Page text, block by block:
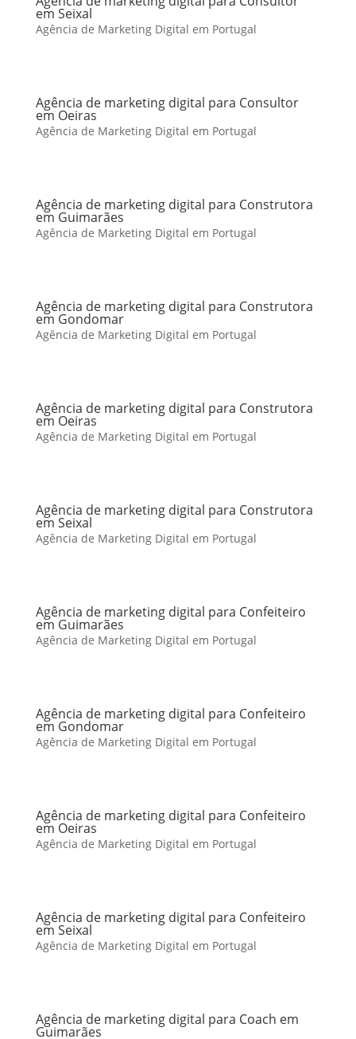
em Seixal
Agência de Marketing Digital em Portugal
Agência de marketing digital para Consultor
em Oeiras
Agência de Marketing Digital em Portugal
Agência de marketing digital para Construtora
em Guimarães
Agência de Marketing Digital em Portugal
Agência de marketing digital para Construtora
em Gondomar
Agência de Marketing Digital em Portugal
Agência de marketing digital para Construtora
em Oeiras
Agência de Marketing Digital em Portugal
Agência de marketing digital para Construtora
em Seixal
Agência de Marketing Digital em Portugal
Agência de marketing digital para Confeiteiro
em Guimarães
Agência de Marketing Digital em Portugal
Agência de marketing digital para Confeiteiro
em Gondomar
Agência de Marketing Digital em Portugal
Agência de marketing digital para Confeiteiro
em Oeiras
Agência de Marketing Digital em Portugal
Agência de marketing digital para Confeiteiro
em Seixal
Agência de Marketing Digital em Portugal
Agência de marketing digital para Coach em
Guimarães